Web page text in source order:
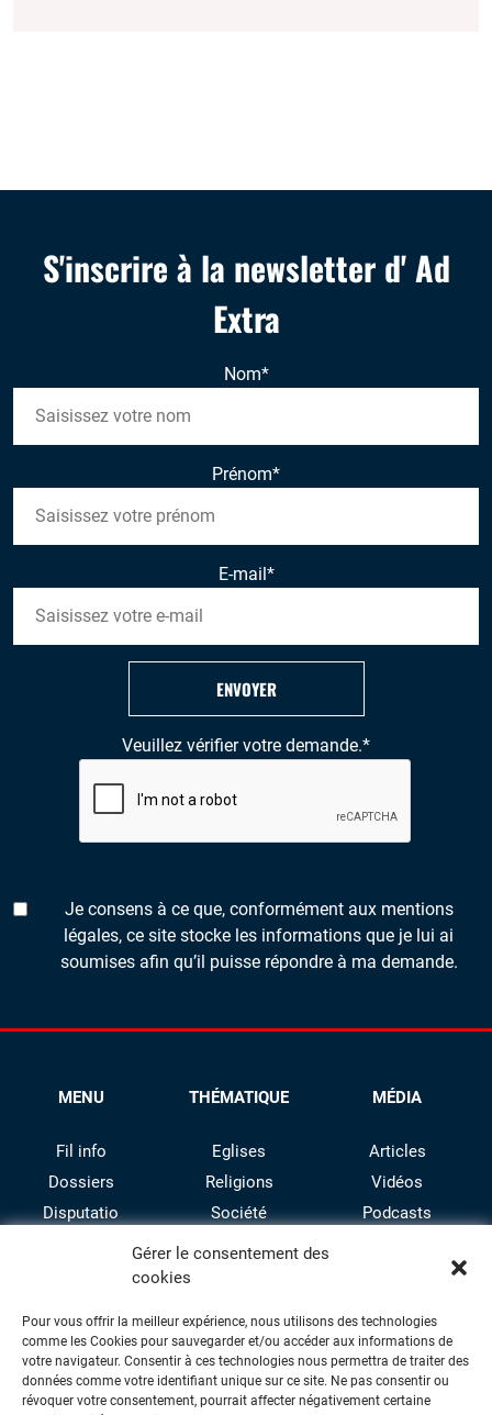
Gérer le consentement des
cookies
Pour vous offrir la meilleur expérience, nous utilisons des technologies
comme les Cookies pour sauvegarder et/ou accéder aux informations de
votre navigateur. Consentir à ces technologies nous permettra de traiter des
données comme votre identifiant unique sur ce site. Ne pas consentir ou
révoquer votre consentement, pourrait affecter négativement certaine
S'inscrire à la newsletter d' Ad
Extra
Nom*
Prénom*
E-mail*
Veuillez vérifier votre demande.*
Je consens à ce que, conformément aux mentions
légales, ce site stocke les informations que je lui ai
soumises afin qu’il puisse répondre à ma demande.
ENVOYER
MENU
Fil info
Dossiers
Disputatio
THÉMATIQUE
Eglises
Religions
Société
Culture
MÉDIA
Articles
Vidéos
Podcasts